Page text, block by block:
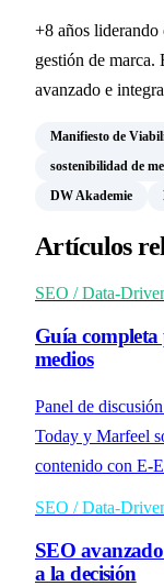
+8 años
gestión de
avanzado e
Manifiesto de
sostenibilidad de
DW Akademie
Artículos
SEO / Data-
Guía completa
medios
Panel de
Today y Marfeel
contenido con E-
SEO / Data-
SEO
a la decisión